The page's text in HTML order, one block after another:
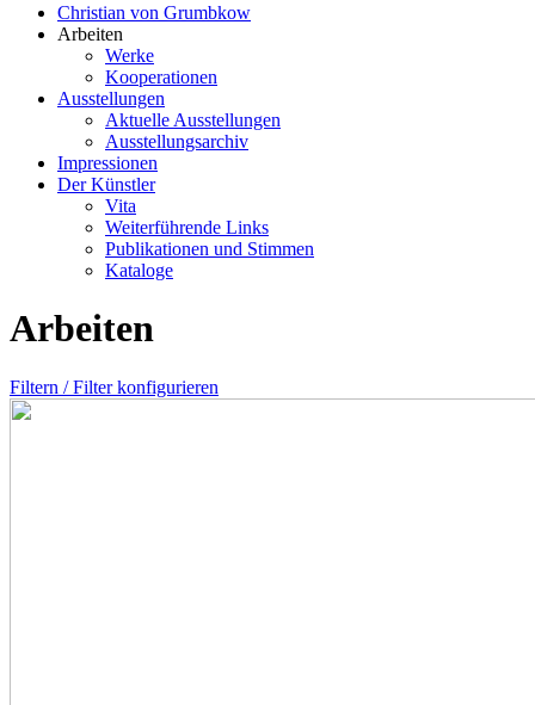
Christian von Grumbkow
Arbeiten
Werke
Kooperationen
Ausstellungen
Aktuelle Ausstellungen
Ausstellungsarchiv
Impressionen
Der Künstler
Vita
Weiterführende Links
Publikationen und Stimmen
Kataloge
Arbeiten
Filtern / Filter konfigurieren